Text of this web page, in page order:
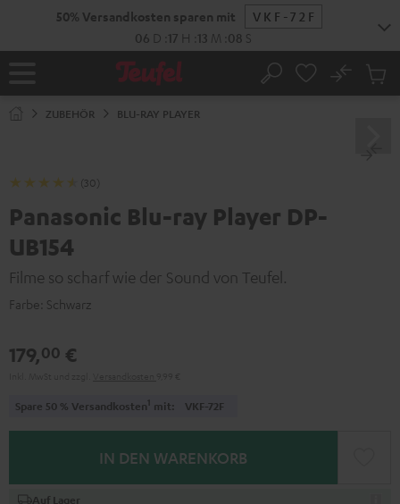
50% Versandkosten sparen mit
VKF-72F
06 D 17 H 13 M 08 S
Startseite Suche
No
ZUBEHÖR BLU-RAY PLAYER
(30)
Panasonic Blu-ray Player DP-
UB154
Filme so scharf wie der Sound von Teufel.
Farbe: Schwarz
179,00 €
Spare 50 % Versandkosten1 mit: VKF-72F
IN DEN WARENKORB
Auf Lager